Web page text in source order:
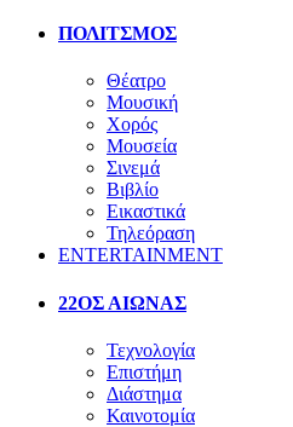
ΠΟΛΙΤΣΜΟΣ
Θέατρο
Μουσική
Χορός
Μουσεία
Σινεμά
Βιβλίο
Εικαστικά
Τηλεόραση
ENTERTAINMENT
22ΟΣ ΑΙΩΝΑΣ
Τεχνολογία
Επιστήμη
Διάστημα
Καινοτομία